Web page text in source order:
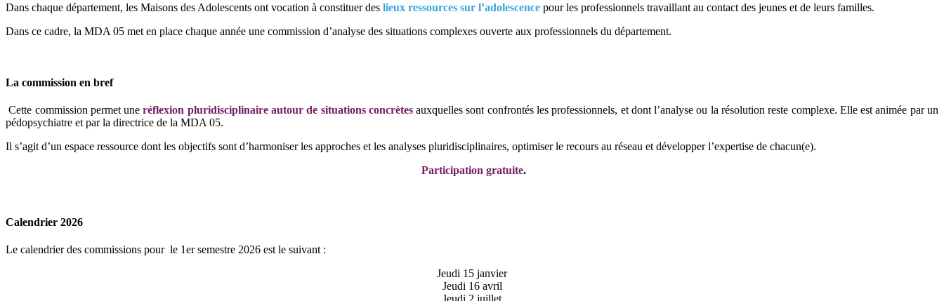
Dans chaque département, les Maisons des Adolescents ont vocation à constituer des lieux ressources sur l’adolescence pour les professionnels travaillant au contact des jeunes et de leurs familles.
Dans ce cadre, la MDA 05 met en place chaque année une commission d’analyse des situations complexes ouverte aux professionnels du département.
La commission en bref
Cette commission permet uneréflexion pluridisciplinaire autour de situations concrètesauxquelles sont confrontés les professionnels, et dont l’analyse ou la résolution reste complexe. Elle est animée par un
pédopsychiatre et par la directrice de la MDA 05.
Il s’agit d’un espace ressource dont les objectifs sont d’harmoniser les approches et les analyses pluridisciplinaires, optimiser le recours au réseau et développer l’expertise de chacun(e).
Participation gratuite.
Calendrier 2026
Le calendrier des commissions pour le 1er semestre 2026 est le suivant :
Jeudi 15 janvier
Jeudi 16 avril
Jeudi 2 juillet